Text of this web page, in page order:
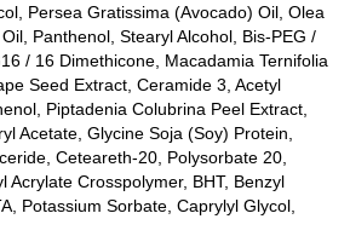
Persea Gratissima (Avocado) Oil, Olea
Panthenol, Stearyl Alcohol, Bis-PEG /
/ 16 Dimethicone, Macadamia Ternifolia
Seed Extract, Ceramide 3, Acetyl
Piptadenia Colubrina Peel Extract,
Acetate, Glycine Soja (Soy) Protein,
Ceteareth-20, Polysorbate 20,
Acrylate Crosspolymer, BHT, Benzyl
Potassium Sorbate, Caprylyl Glycol,